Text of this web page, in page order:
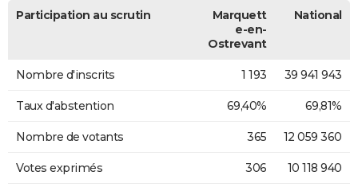
Participation au scrutin
Marquett
e-en-
Ostrevant
National
Nombre d'inscrits 1 193 39 941 943
Taux d'abstention 69,40% 69,81%
Nombre de votants 365 12 059 360
Votes exprimés 306 10 118 940